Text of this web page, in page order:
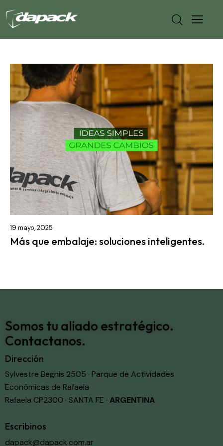
19 mayo, 2025
Más que embalaje: soluciones inteligentes.
Somos tu aliado estratégico.
Contactanos.
Dirección
Sylvestre Begnis 2505 · Parque de Actividades
Económicas de Rafaela
Rafaela CP2300 · SANTA FE · ARGENTINA
Escribinos
dapack@dapack.com.ar